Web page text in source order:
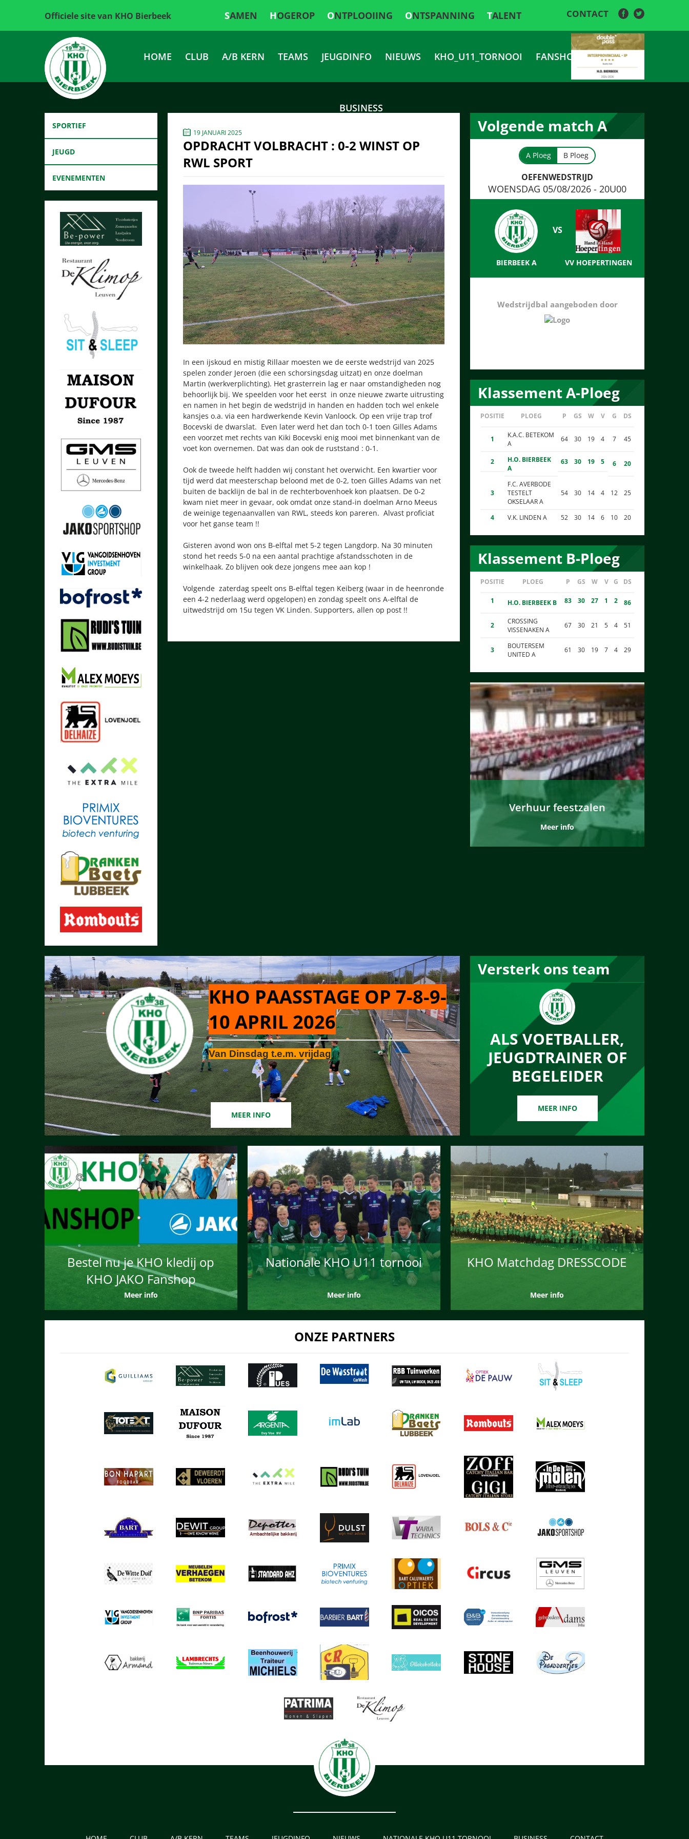
Officiele site van KHO Bierbeek SAMEN HOGEROP ONTPLOOIING ONTSPANNING TALENT CONTACT
HOME CLUB A/B KERN TEAMS JEUGDINFO NIEUWS KHO_U11_TORNOOI FANSHOP
BUSINESS
SPORTIEF
JEUGD
EVENEMENTEN
19 JANUARI 2025
OPDRACHT VOLBRACHT : 0-2 WINST OP
RWL SPORT
In een ijskoud en mistig Rillaar moesten we de eerste wedstrijd van 2025
spelen zonder Jeroen (die een schorsingsdag uitzat) en onze doelman
Martin (werkverplichting). Het grasterrein lag er naar omstandigheden nog
behoorlijk bij. We speelden voor het eerst in onze nieuwe zwarte uitrusting
en namen in het begin de wedstrijd in handen en hadden toch wel enkele
kansjes o.a. via een hardwerkende Kevin Vanloock. Op een vrije trap trof
Bocevski de dwarslat. Even later werd het dan toch 0-1 toen Gilles Adams
een voorzet met rechts van Kiki Bocevski enig mooi met binnenkant van de
voet kon overnemen. Dat was dan ook de ruststand : 0-1.
Ook de tweede helft hadden wij constant het overwicht. Een kwartier voor
tijd werd dat meesterschap beloond met de 0-2, toen Gilles Adams van net
buiten de backlijn de bal in de rechterbovenhoek kon plaatsen. De 0-2
kwam niet meer in gevaar, ook omdat onze stand-in doelman Arno Meeus
de weinige tegenaanvallen van RWL, steeds kon pareren. Alvast proficiat
voor het ganse team !!
Gisteren avond won ons B-elftal met 5-2 tegen Langdorp. Na 30 minuten
stond het reeds 5-0 na een aantal prachtige afstandsschoten in de
winkelhaak. Zo blijven ook deze jongens mee aan kop !
Volgende zaterdag speelt ons B-elftal tegen Keiberg (waar in de heenronde
een 4-2 nederlaag werd opgelopen) en zondag speelt ons A-elftal de
uitwedstrijd om 15u tegen VK Linden. Supporters, allen op post !!
Volgende match A
A Ploeg B Ploeg
OEFENWEDSTRIJD
WOENSDAG 05/08/2026 - 20U00
BIERBEEK A VV HOEPERTINGEN
Wedstrijdbal aangeboden door
Klassement A-Ploeg
POSITIE PLOEG P GS W V G DS
1
K.A.C. BETEKOM
A
64 30 19 4 7 45
2
H.O. BIERBEEK
A
63 30 19 5 6 20
3
F.C. AVERBODE
TESTELT
OKSELAAR A
54 30 14 4 12 25
4 V.K. LINDEN A 52 30 14 6 10 20
Klassement B-Ploeg
POSITIE PLOEG P GS W V G DS
1 H.O. BIERBEEK B 83 30 27 1 2 86
2
CROSSING
VISSENAKEN A
67 30 21 5 4 51
3
BOUTERSEM
UNITED A
61 30 19 7 4 29
Verhuur feestzalen
Meer info
KHO PAASSTAGE OP 7-8-9-
10 APRIL 2026
Van Dinsdag t.e.m. vrijdag
MEER INFO
Versterk ons team
ALS VOETBALLER,
JEUGDTRAINER OF
BEGELEIDER
MEER INFO
Bestel nu je KHO kledij op
KHO JAKO Fanshop
Meer info
Nationale KHO U11 tornooi
Meer info
KHO Matchdag DRESSCODE
Meer info
ONZE PARTNERS